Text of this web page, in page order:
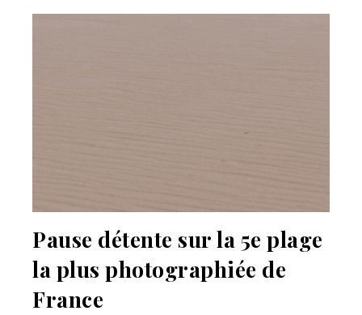
Pause détente sur la 5e plage
la plus photographiée de
France